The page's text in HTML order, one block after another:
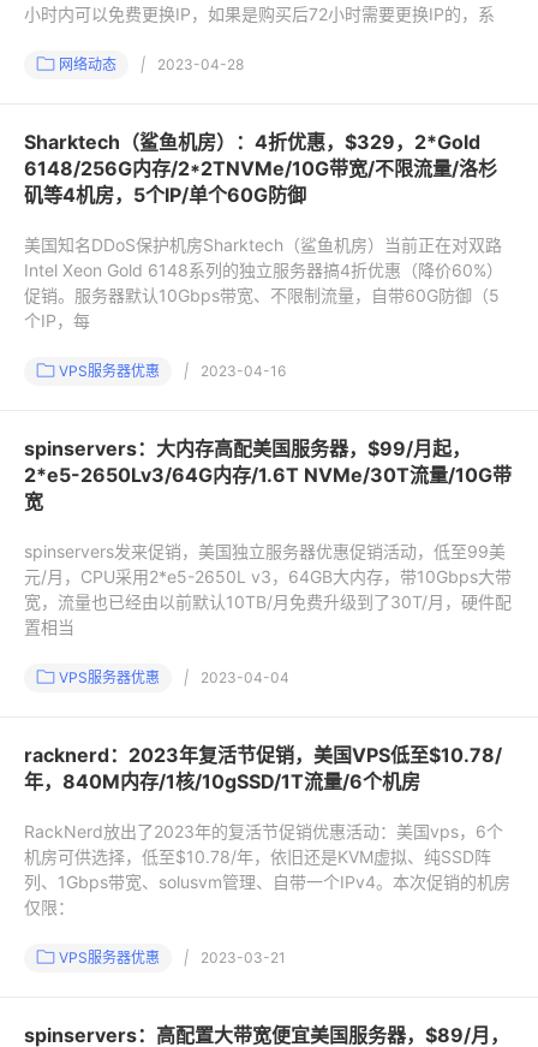
小时内可以免费更换IP，如果是购买后72小时需要更换IP的，系
网络动态 | 2023-04-28
Sharktech（鲨鱼机房）：4折优惠，$329，2*Gold
6148/256G内存/2*2TNVMe/10G带宽/不限流量/洛杉
矶等4机房，5个IP/单个60G防御
美国知名DDoS保护机房Sharktech（鲨鱼机房）当前正在对双路
Intel Xeon Gold 6148系列的独立服务器搞4折优惠（降价60%）
促销。服务器默认10Gbps带宽、不限制流量，自带60G防御（5
个IP，每
VPS服务器优惠 | 2023-04-16
spinservers：大内存高配美国服务器，$99/月起，
2*e5-2650Lv3/64G内存/1.6T NVMe/30T流量/10G带
宽
spinservers发来促销，美国独立服务器优惠促销活动，低至99美
元/月，CPU采用2*e5-2650L v3，64GB大内存，带10Gbps大带
宽，流量也已经由以前默认10TB/月免费升级到了30T/月，硬件配
置相当
VPS服务器优惠 | 2023-04-04
racknerd：2023年复活节促销，美国VPS低至$10.78/
年，840M内存/1核/10gSSD/1T流量/6个机房
RackNerd放出了2023年的复活节促销优惠活动：美国vps，6个
机房可供选择，低至$10.78/年，依旧还是KVM虚拟、纯SSD阵
列、1Gbps带宽、solusvm管理、自带一个IPv4。本次促销的机房
仅限：
VPS服务器优惠 | 2023-03-21
spinservers：高配置大带宽便宜美国服务器，$89/月，